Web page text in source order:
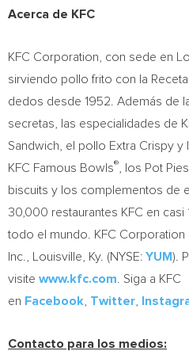
Acerca de KFC
KFC Corporation, con sede en
sirviendo pollo frito con la
dedos desde 1952. Además de
secretas, las especialidades de
Sandwich, el pollo Extra Crispy
KFC Famous Bowls®
, los Pot
biscuits y los complementos de
30,000 restaurantes KFC en
todo el mundo. KFC Corporation
Inc.,
Louisville, Ky. (NYSE: YUM).
visite www.kfc.com . Siga a KFC
en Facebook Twitter
Contacto para los medios: